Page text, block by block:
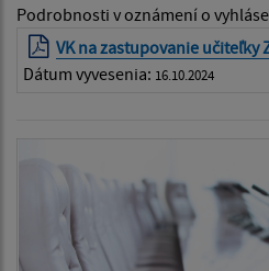
Podrobnosti v oznámení o
VK na zastupovanie učiteľky
Dátum vyvesenia: 16.10.2024